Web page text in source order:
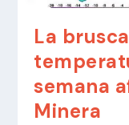
La
semana
Minera